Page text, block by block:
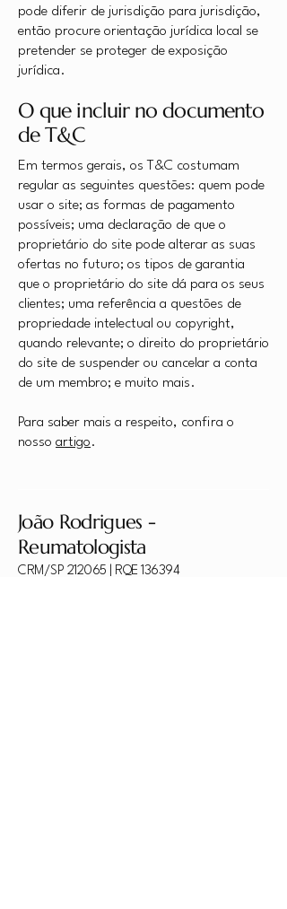
pode diferir de jurisdição para jurisdição,
então procure orientação jurídica local se
pretender se proteger de exposição
jurídica.
O que incluir no documento
de T&C
Em termos gerais, os T&C costumam
regular as seguintes questões: quem pode
usar o site; as formas de pagamento
possíveis; uma declaração de que o
proprietário do site pode alterar as suas
ofertas no futuro; os tipos de garantia
que o proprietário do site dá para os seus
clientes; uma referência a questões de
propriedade intelectual ou copyright,
quando relevante; o direito do proprietário
do site de suspender ou cancelar a conta
de um membro; e muito mais.
Para saber mais a respeito, confira o
nosso artigo.
João Rodrigues -
Reumatologista
CRM/SP 212065 | RQE 136394